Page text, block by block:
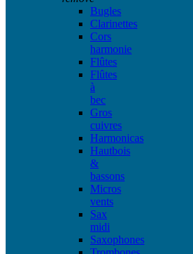
Bugles
Clarinettes
Cors
harmonie
Flûtes
Flûtes
à
bec
Gros
cuivres
Harmonicas
Hautbois
&
bassons
Micros
vents
Sax
midi
Saxophones